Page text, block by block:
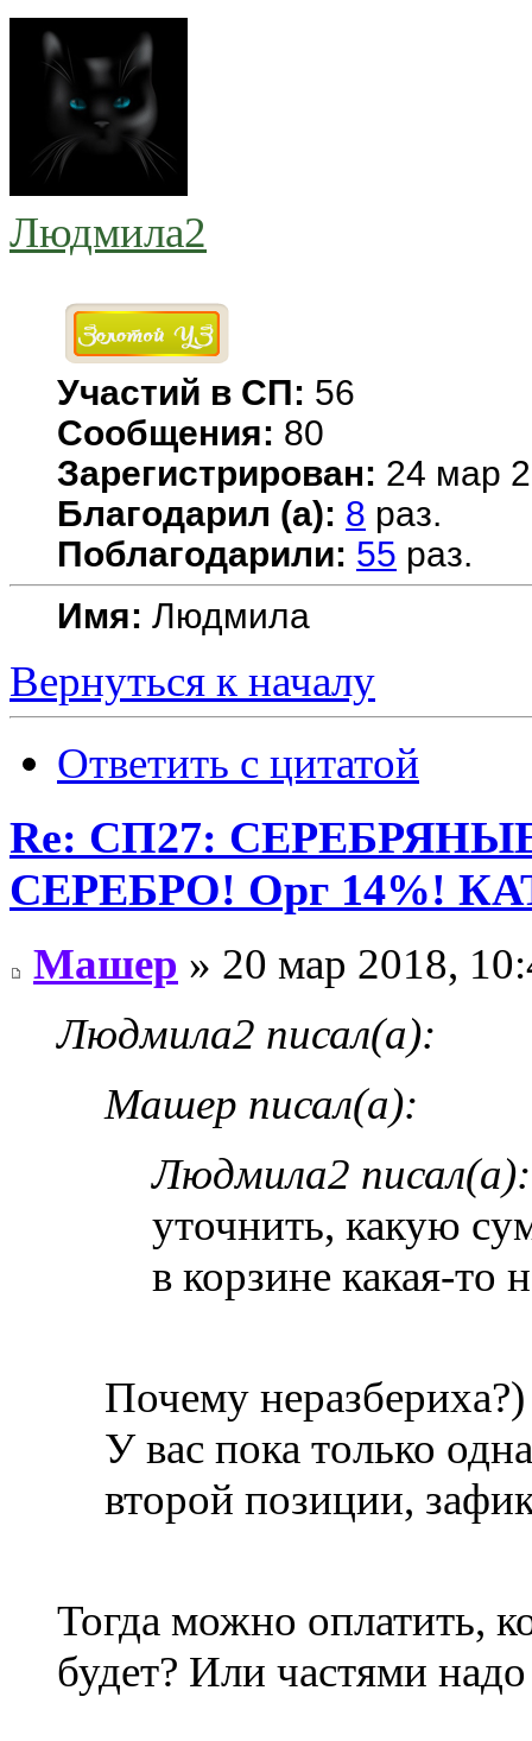
Людмила2
Участий в СП: 56
Сообщения: 80
Зарегистрирован: 24 мар
Благодарил (а): 8 раз.
Поблагодарили: 55 раз.
Имя: Людмила
Вернуться к началу
Ответить с цитатой
Re: СП27:
СЕРЕБРО! Орг 14%!
Машер » 20 мар 2018,
Людмила2 писал(а):
Машер писал(а):
Людмила2 писал(а):
уточнить, какую
в корзине какая-то
Почему неразбериха?)
У вас пока только
второй позиции,
Тогда можно оплатить,
будет? Или частями надо